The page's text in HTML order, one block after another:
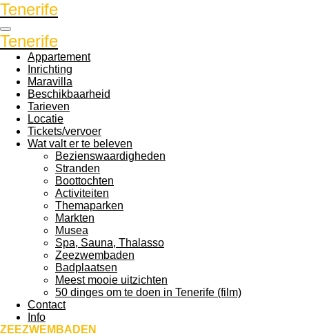
Ga
direct
naar
de
hoofdinhoud
Tenerife
Tenerife
Appartement
Inrichting
Maravilla
Beschikbaarheid
Tarieven
Locatie
Tickets/vervoer
Wat valt er te beleven
Bezienswaardigheden
Stranden
Boottochten
Activiteiten
Themaparken
Markten
Musea
Spa, Sauna, Thalasso
Zeezwembaden
Badplaatsen
Meest mooie uitzichten
50 dinges om te doen in Tenerife (film)
Contact
Info
ZEEZWEMBADEN